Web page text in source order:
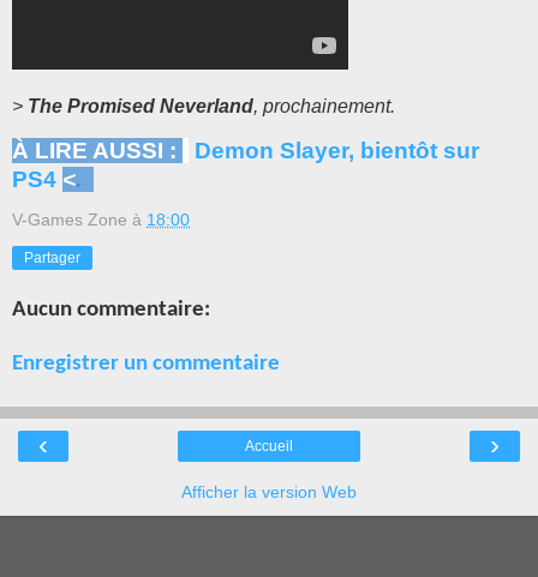
> The Promised Neverland, prochainement.
À LIRE AUSSI :
Demon Slayer, bientôt sur
PS4 <.
V-Games Zone à 18:00
Partager
Aucun commentaire:
Enregistrer un commentaire
‹ ›
Accueil
Afficher la version Web